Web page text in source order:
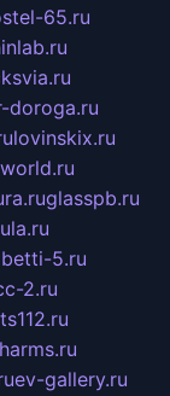
65.ru
doroga.ru
lovinskix.ru
glasspb.ru
5.ru
2.ru
ev-gallery.ru